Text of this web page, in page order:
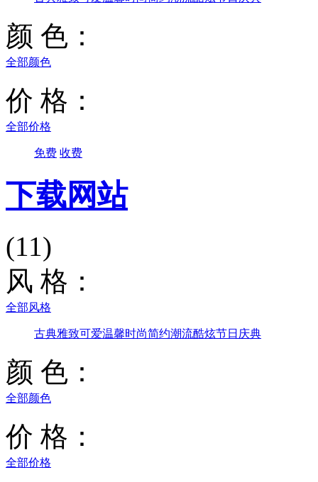
颜 色：
全部颜色
价 格：
全部价格
免费 收费
下载网站
(11)
风 格：
全部风格
古典雅致可爱温馨时尚简约潮流酷炫节日庆典
颜 色：
全部颜色
价 格：
全部价格